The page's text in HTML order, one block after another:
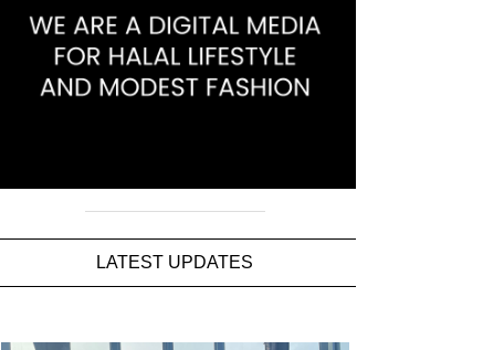
LATEST UPDATES